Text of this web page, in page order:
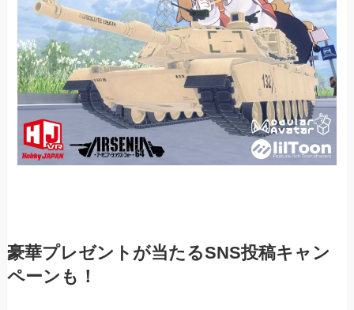
豪華プレゼントが当たるSNS投稿キャン
ペーンも！